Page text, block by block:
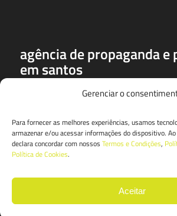
Gerenciar o
Para fornecer as melhores experiências, usamos
armazenar e/ou acessar informações do dispositivo.
declara concordar com nossos Termos e Condições,
Política de Cookies.
Aceitar
agência de propaganda e
em santos
é uma das mais conceituadas e
duas edições, tv tribuna por 4 vezes e prêmio
eletromídia em 14 ocasiões.